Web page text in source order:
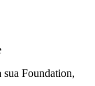
sua Foundation,